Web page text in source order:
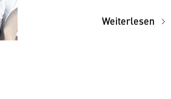
Weiterlesen